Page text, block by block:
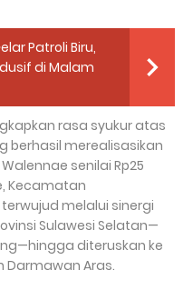
Patroli Biru,
di Malam
rasa syukur atas
berhasil merealisasikan
senilai Rp25
Kecamatan
melalui sinergi
Sulawesi Selatan—
diteruskan ke
Darmawan Aras.